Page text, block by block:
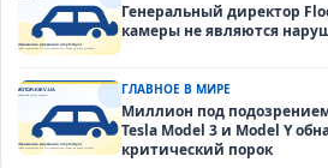
Генеральный директор
камеры не являются
ГЛАВНОЕ В МИРЕ
Миллион под
Tesla Model 3 и Model Y
критический порок